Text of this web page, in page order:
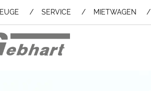
SERVICE MIETWAGEN /